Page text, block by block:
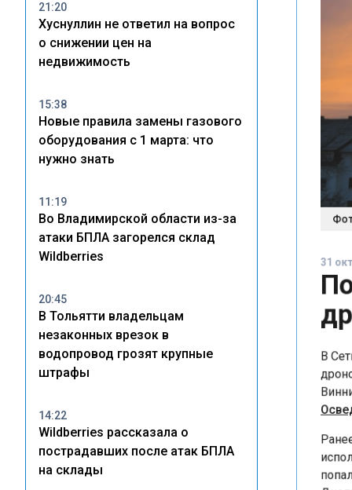
21:20
Хуснуллин не ответил на вопрос
о снижении цен на
недвижимость
15:38
Новые правила замены газового
оборудования с 1 марта: что
нужно знать
11:19
Во Владимирской области из-за
атаки БПЛА загорелся склад
Wildberries
20:45
В Тольятти владельцам
незаконных врезок в
водопровод грозят крупные
штрафы
14:22
Wildberries рассказала о
пострадавших после атак БПЛА
на склады
В